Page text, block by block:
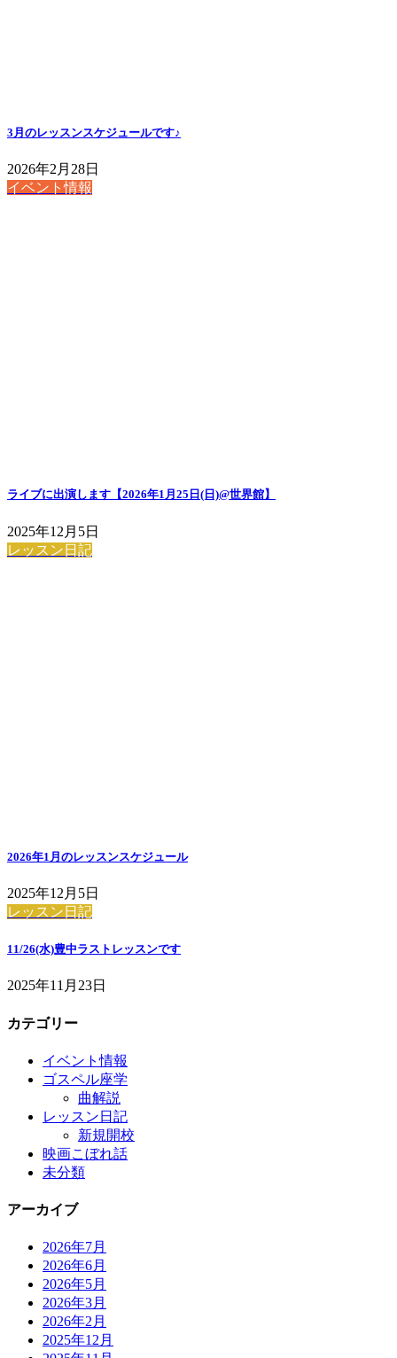
3月のレッスンスケジュールです♪
2026年2月28日
イベント情報
ライブに出演します【2026年1月25日(日)@世界館】
2025年12月5日
レッスン日記
2026年1月のレッスンスケジュール
2025年12月5日
レッスン日記
11/26(水)豊中ラストレッスンです
2025年11月23日
カテゴリー
イベント情報
ゴスペル座学
曲解説
レッスン日記
新規開校
映画こぼれ話
未分類
アーカイブ
2026年7月
2026年6月
2026年5月
2026年3月
2026年2月
2025年12月